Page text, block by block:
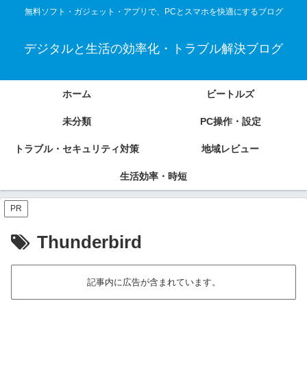
無料ソフト・ガジェット・アプリで、PCとスマホを快適にするブログ
デジタルと生活の効率化・トラブル解決ブログ
ホーム ビートルズ
未分類 PC操作・設定
トラブル・セキュリティ対策 地域レビュー
生活効率・時短
PR
Thunderbird
記事内に広告が含まれています。